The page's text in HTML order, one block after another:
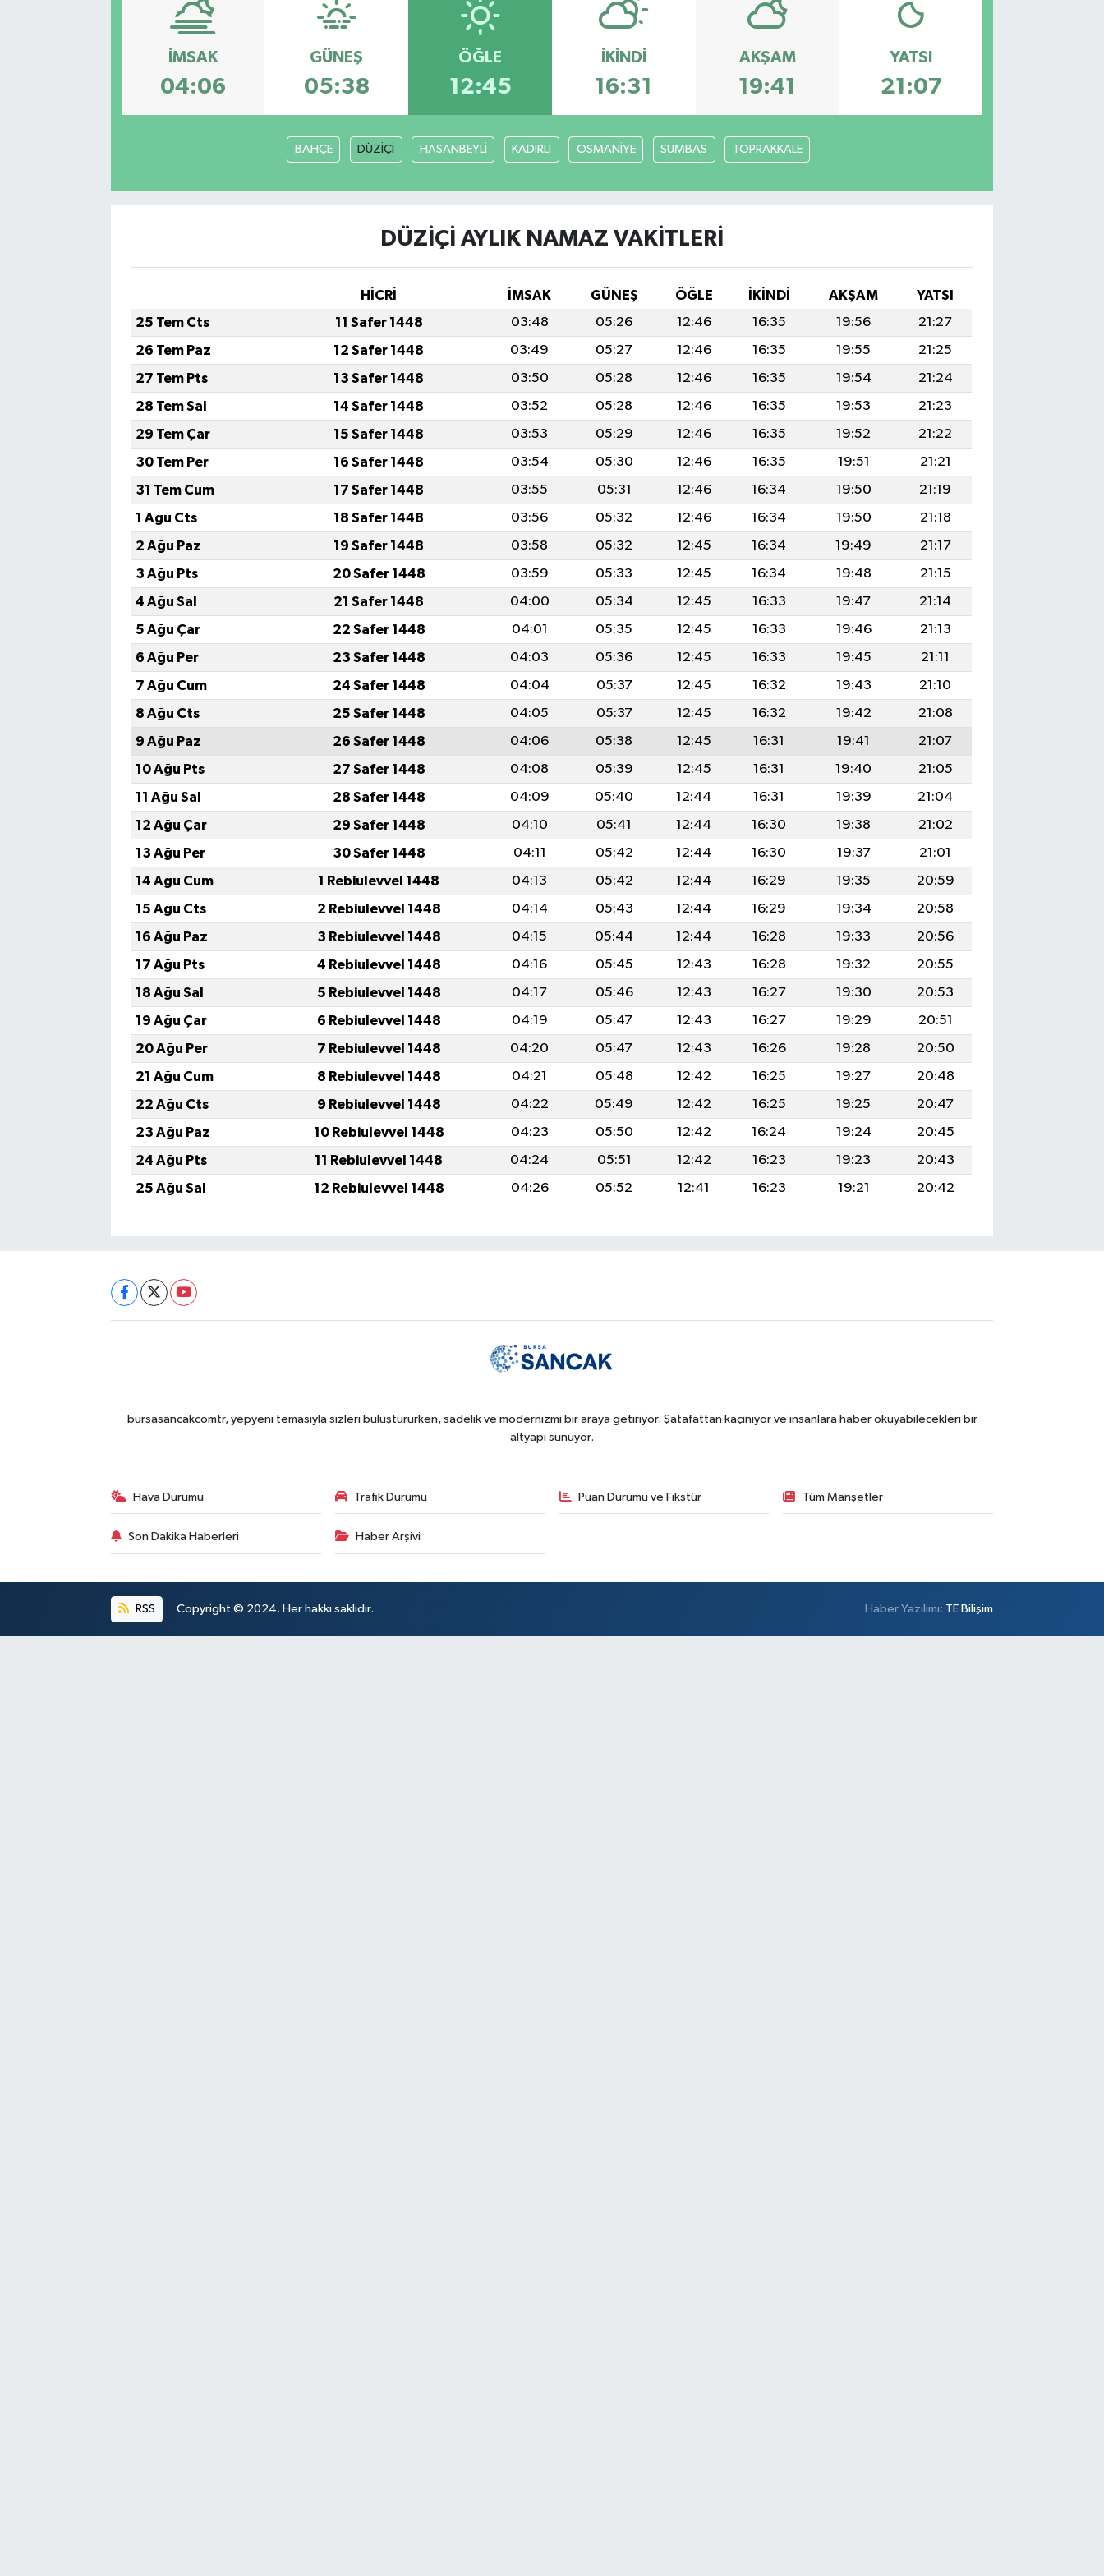
İMSAK
04:06
GÜNEŞ
05:38
ÖĞLE
12:45
İKINDI
16:31
AKŞAM
19:41
YATSI
21:07
BAHÇE DÜZİÇİ HASANBEYLİ KADİRLİ OSMANİYE SUMBAS TOPRAKKALE
DÜZİÇİ AYLIK NAMAZ VAKITLERI
HİCRİ İMSAK GÜNEŞ ÖĞLE İKINDI AKŞAM
YATSI
25 Tem Cts
11 Safer 1448 03:48 05:26 12:46 16:35 19:56
21:27
26 Tem Paz
12 Safer 1448 03:49 05:27 12:46 16:35 19:55
21:25
27 Tem Pts
13 Safer 1448 03:50 05:28 12:46 16:35 19:54
21:24
28 Tem Sal
14 Safer 1448 03:52 05:28 12:46 16:35 19:53
21:23
29 Tem Çar
15 Safer 1448 03:53 05:29 12:46 16:35 19:52
21:22
30 Tem Per
16 Safer 1448 03:54 05:30 12:46 16:35 19:51
21:21
31 Tem Cum
17 Safer 1448 03:55 05:31 12:46 16:34 19:50
21:19
1 Ağu Cts
18 Safer 1448 03:56 05:32 12:46 16:34 19:50
21:18
2 Ağu Paz
19 Safer 1448 03:58 05:32 12:45 16:34 19:49
21:17
3 Ağu Pts
20 Safer 1448 03:59 05:33 12:45 16:34 19:48
21:15
4 Ağu Sal
21 Safer 1448 04:00 05:34 12:45 16:33 19:47
21:14
5 Ağu Çar
22 Safer 1448 04:01 05:35 12:45 16:33 19:46
21:13
6 Ağu Per
23 Safer 1448 04:03 05:36 12:45 16:33 19:45
21:11
7 Ağu Cum
24 Safer 1448 04:04 05:37 12:45 16:32 19:43
21:10
8 Ağu Cts
25 Safer 1448 04:05 05:37 12:45 16:32 19:42
21:08
9 Ağu Paz
26 Safer 1448 04:06 05:38 12:45 16:31 19:41
21:07
10 Ağu Pts
27 Safer 1448 04:08 05:39 12:45 16:31 19:40
21:05
11 Ağu Sal
28 Safer 1448 04:09 05:40 12:44 16:31 19:39
21:04
12 Ağu Çar
29 Safer 1448 04:10 05:41 12:44 16:30 19:38
21:02
13 Ağu Per
30 Safer 1448 04:11 05:42 12:44 16:30 19:37
21:01
14 Ağu Cum
1 Rebiulevvel 1448 04:13 05:42 12:44 16:29 19:35
20:59
15 Ağu Cts
2 Rebiulevvel 1448 04:14 05:43 12:44 16:29 19:34
20:58
16 Ağu Paz
3 Rebiulevvel 1448 04:15 05:44 12:44 16:28 19:33
20:56
17 Ağu Pts
4 Rebiulevvel 1448 04:16 05:45 12:43 16:28 19:32
20:55
18 Ağu Sal
5 Rebiulevvel 1448 04:17 05:46 12:43 16:27 19:30
20:53
19 Ağu Çar
6 Rebiulevvel 1448 04:19 05:47 12:43 16:27 19:29
20:51
20 Ağu Per
7 Rebiulevvel 1448 04:20 05:47 12:43 16:26 19:28
20:50
21 Ağu Cum
8 Rebiulevvel 1448 04:21 05:48 12:42 16:25 19:27
20:48
22 Ağu Cts
9 Rebiulevvel 1448 04:22 05:49 12:42 16:25 19:25
20:47
23 Ağu Paz
10 Rebiulevvel 1448 04:23 05:50 12:42 16:24 19:24
20:45
24 Ağu Pts
11 Rebiulevvel 1448 04:24 05:51 12:42 16:23 19:23
20:43
25 Ağu Sal
12 Rebiulevvel 1448 04:26 05:52 12:41 16:23 19:21 20:42
bursasancakcomtr, yepyeni temasıyla sizleri buluştururken, sadelik ve modernizmi bir araya getiriyor. Şatafattan kaçınıyor ve insanlara haber okuyabilecekleri bir
altyapı sunuyor.
Hava Durumu Trafik Durumu Puan Durumu ve Fikstür Tüm Manşetler
Son Dakika Haberleri Haber Arşivi
RSS Copyright © 2024. Her hakkı saklıdır. Haber Yazılımı: TE Bilişim